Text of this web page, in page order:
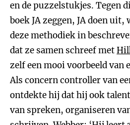
en de puzzelstukjes. Tegen
boek JA zeggen, JA doen uit,
deze methodiek in
dat ze samen schreef met
zelf een mooi voorbeeld van
Als concern controller van
ontdekte hij dat hij ook
van spreken, organiseren